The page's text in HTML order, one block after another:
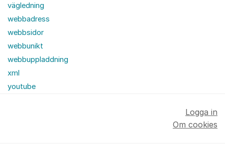
vägledning
webbadress
webbsidor
webbunikt
webbuppladdning
xml
youtube
Logga in
Om cookies